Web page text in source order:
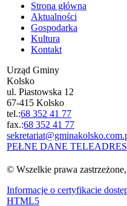
Strona główna
Aktualności
Gospodarka
Kultura
Kontakt
Urząd Gminy
Kolsko
ul. Piastowska 12
67-415 Kolsko
tel.:68 352 41 77
fax.:68 352 41 77
PEŁNE DANE
© Wszelkie prawa
Informacje o certyfikacie
HTML5